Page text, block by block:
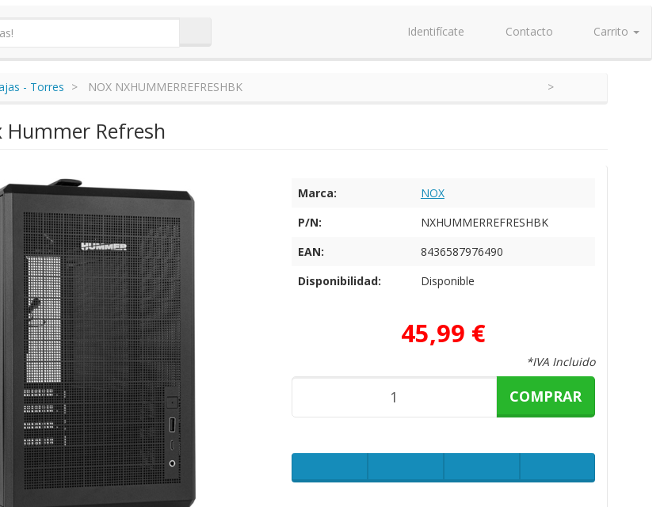
Identifícate Contacto Carrito
- Torres NOX NXHUMMERREFRESHBK
Refresh
Marca:
NOX
P/N:
NXHUMMERREFRESHBK
EAN:
8436587976490
Disponibilidad:
Disponible
45,99 €
*IVA Incluido
COMPRAR